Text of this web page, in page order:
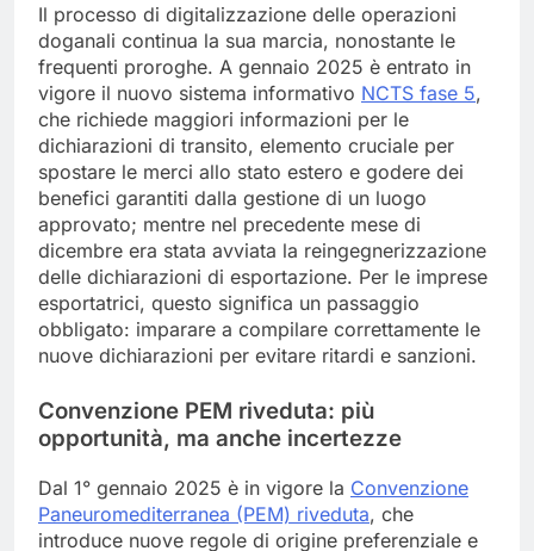
Il processo di digitalizzazione delle operazioni
doganali continua la sua marcia, nonostante le
frequenti proroghe. A gennaio 2025 è entrato in
vigore il nuovo sistema informativo NCTS fase 5,
che richiede maggiori informazioni per le
dichiarazioni di transito, elemento cruciale per
spostare le merci allo stato estero e godere dei
benefici garantiti dalla gestione di un luogo
approvato; mentre nel precedente mese di
dicembre era stata avviata la reingegnerizzazione
delle dichiarazioni di esportazione. Per le imprese
esportatrici, questo significa un passaggio
obbligato: imparare a compilare correttamente le
nuove dichiarazioni per evitare ritardi e sanzioni.
Convenzione PEM riveduta: più
opportunità, ma anche incertezze
Dal 1° gennaio 2025 è in vigore la Convenzione
Paneuromediterranea (PEM) riveduta, che
introduce nuove regole di origine preferenziale e